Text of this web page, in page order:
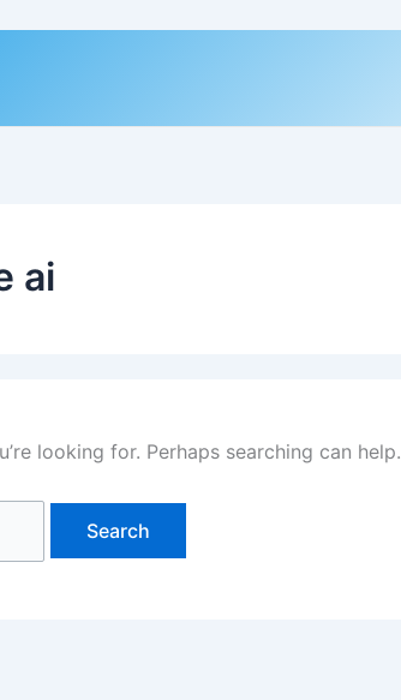
ai
looking for. Perhaps searching can help.